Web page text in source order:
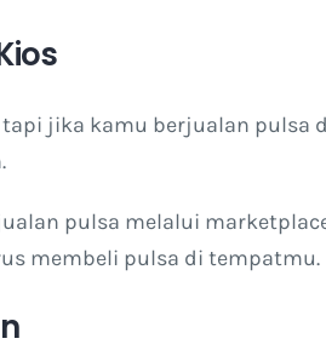
jika kamu berjualan
pulsa melalui
membeli pulsa di tempatmu.